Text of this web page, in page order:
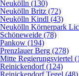
Neukölln (130)
Neukölln Britz (72)
Neukölln Kindl (43)
Neukölln Körnerpark
Schöneweide (78)
Pankow (194)
Prenzlauer Berg (278)
Mitte Regierungsviertel
Reinickendorf (124)
Reinickendorf Tegel (48)